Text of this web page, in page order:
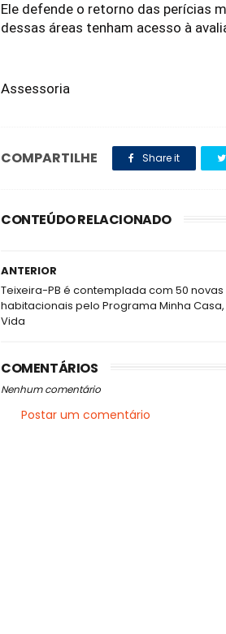
Ele defende o retorno das perícias
dessas áreas tenham acesso à
Assessoria
COMPARTILHE Share it
CONTEÚDO RELACIONADO
ANTERIOR
Teixeira-PB é contemplada com 50
habitacionais pelo Programa Minha Casa,
Vida
COMENTÁRIOS
Nenhum comentário
Postar um comentário